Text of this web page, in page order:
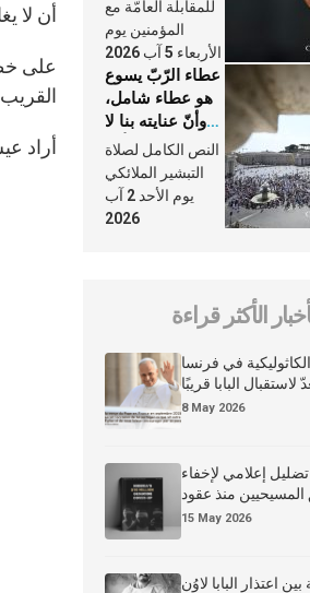
أن لا
على
أراد
الكنيسة
للمقابلة العامّة مع
المؤمنين يوم
الأربعاء 5 آب 2026
عطاء الرّبّ يسوع
هو عطاء شامل،
وأنّ عنايته بنا لا
تغيب عنّا أبدًا
النص الكامل لصلاة
التبشير الملائكي
يوم الأحد 2 آب
2026
الأكثر قراءة
في فرنسا
لاستقبال البابا قريبًا
8 May 2026
تضليل إعلامي لإخفاء
منذ عقود
15 May 2026
بين اعتذار البابا لاوُن